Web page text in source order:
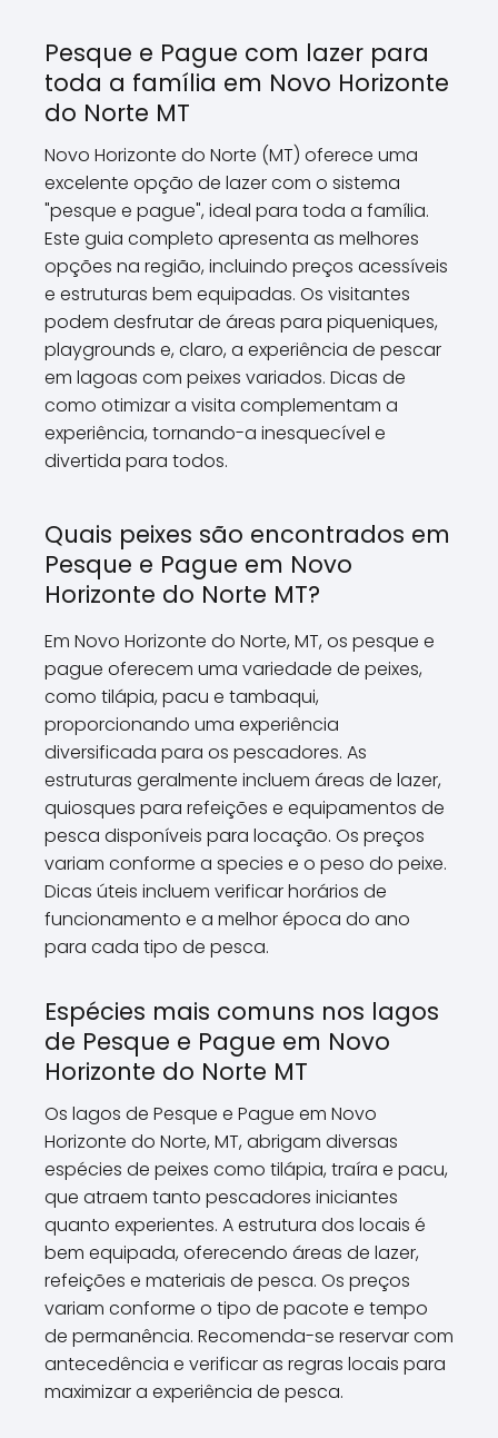
Pesque e Pague com lazer para
toda a família em Novo Horizonte
do Norte MT
Novo Horizonte do Norte (MT) oferece uma
excelente opção de lazer com o sistema
"pesque e pague", ideal para toda a família.
Este guia completo apresenta as melhores
opções na região, incluindo preços acessíveis
e estruturas bem equipadas. Os visitantes
podem desfrutar de áreas para piqueniques,
playgrounds e, claro, a experiência de pescar
em lagoas com peixes variados. Dicas de
como otimizar a visita complementam a
experiência, tornando-a inesquecível e
divertida para todos.
Quais peixes são encontrados em
Pesque e Pague em Novo
Horizonte do Norte MT?
Em Novo Horizonte do Norte, MT, os pesque e
pague oferecem uma variedade de peixes,
como tilápia, pacu e tambaqui,
proporcionando uma experiência
diversificada para os pescadores. As
estruturas geralmente incluem áreas de lazer,
quiosques para refeições e equipamentos de
pesca disponíveis para locação. Os preços
variam conforme a species e o peso do peixe.
Dicas úteis incluem verificar horários de
funcionamento e a melhor época do ano
para cada tipo de pesca.
Espécies mais comuns nos lagos
de Pesque e Pague em Novo
Horizonte do Norte MT
Os lagos de Pesque e Pague em Novo
Horizonte do Norte, MT, abrigam diversas
espécies de peixes como tilápia, traíra e pacu,
que atraem tanto pescadores iniciantes
quanto experientes. A estrutura dos locais é
bem equipada, oferecendo áreas de lazer,
refeições e materiais de pesca. Os preços
variam conforme o tipo de pacote e tempo
de permanência. Recomenda-se reservar com
antecedência e verificar as regras locais para
maximizar a experiência de pesca.